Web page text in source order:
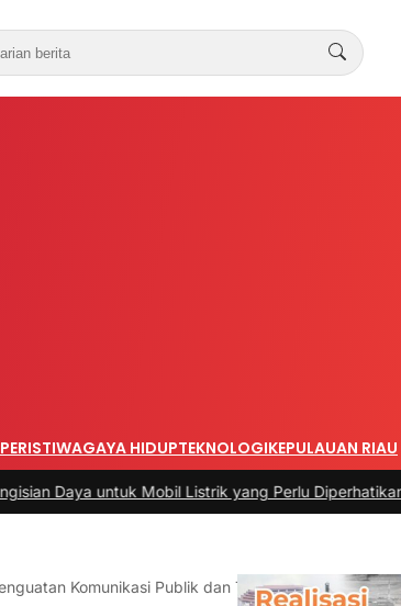
PERISTIWAGAYA HIDUPTEKNOLOGIKEPULAUAN RIAU
Listrik yang Perlu Diperhatikan|#3 -Panduan
Komunikasi Publik dan Transformasi Digital